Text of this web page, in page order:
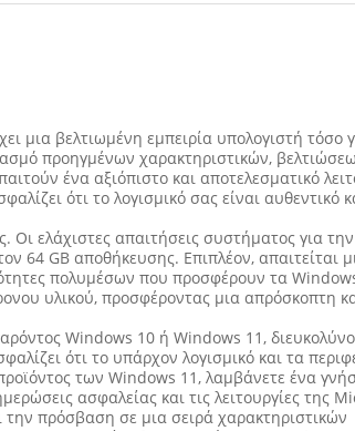
μια βελτιωμένη εμπειρία υπολογιστή τόσο
προηγμένων χαρακτηριστικών,
ένα αξιόπιστο και αποτελεσματικό
ότι το λογισμικό σας είναι αυθεντικό
ελάχιστες απαιτήσεις συστήματος για την
64 GB αποθήκευσης. Επιπλέον, απαιτείται
πολυμέσων που προσφέρουν τα
υλικού, προσφέροντας μια απρόσκοπτη
Windows 10 ή Windows 11,
ότι το υπάρχον λογισμικό και τα
των Windows 11, λαμβάνετε ένα
ασφαλείας και τις λειτουργίες της
την πρόσβαση σε μια σειρά χαρακτηριστικών